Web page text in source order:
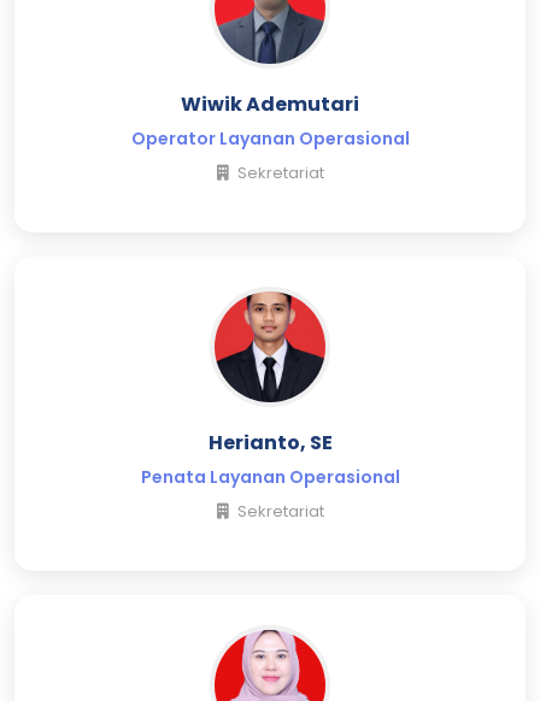
Wiwik Ademutari
Operator Layanan Operasional
Sekretariat
Herianto, SE
Penata Layanan Operasional
Sekretariat